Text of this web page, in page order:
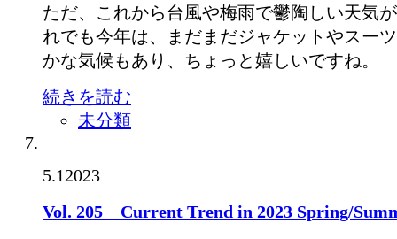
ただ、これから台風や梅雨で鬱陶しい天気
れでも今年は、まだまだジャケットやスー
かな気候もあり、ちょっと嬉しいですね。
続きを読む
未分類
5.12023
Vol. 205 Current Trend in 2023 Spring/